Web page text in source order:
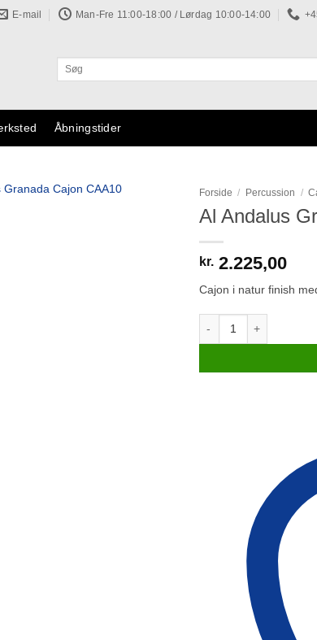
E-mail Man-Fre 11:00-18:00 / Lørdag 10:00-14:00
efter:
Åbningstider
Forside / Percussion /
Al Andalus
kr.2.225,00
Cajon i natur finish